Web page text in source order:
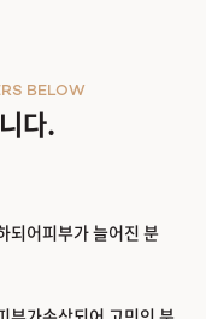
다.
BELOW
되어피부가 늘어진 분